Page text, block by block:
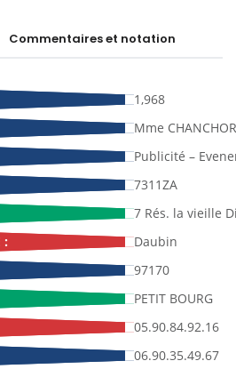
Commentaires et notation
1,968
Mme
Publicité –
7311ZA
7 Rés. la vieille
:
Daubin
97170
PETIT BOURG
05.90.84.92.16
06.90.35.49.67